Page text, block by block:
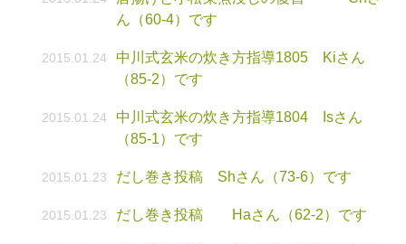
ん（60-4）です
2015.01.24
中川式玄米の炊き方指導1805 Kiさん
（85-2）です
2015.01.24
中川式玄米の炊き方指導1804 Isさん
（85-1）です
2015.01.23 だし巻き投稿 Shさん（73-6）です
2015.01.23 だし巻き投稿 Haさん（62-2）です